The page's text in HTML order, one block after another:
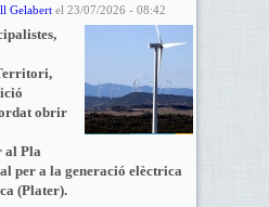
Gelabertel 23/07/2026 - 08:42
obrir
al Pla
per a la generació elèctrica
(Plater).